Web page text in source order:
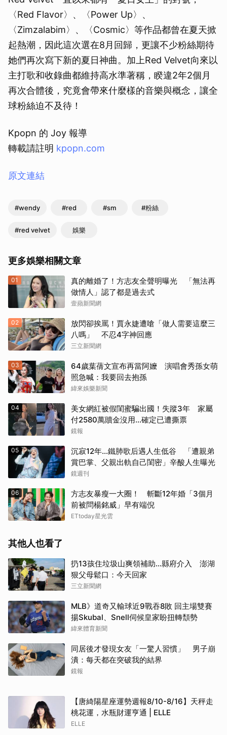
〈Red Flavor〉、〈Power Up〉、
〈Zimzalabim〉、〈Cosmic〉等作品都曾在夏天掀
起熱潮，因此這次選在8月回歸，更讓不少粉絲期待
她們再次寫下新的夏日神曲。加上Red Velvet向來以
主打歌和收錄曲都維持高水準著稱，睽違2年2個月
再次合體後，究竟會帶來什麼樣的音樂與概念，讓全
球粉絲迫不及待！
Kpopn 的 Joy 報導
轉載請註明 kpopn.com
原文連結
#wendy #red #sm #粉絲
#red velvet 娛樂
更多娛樂相關文章
01
真的離婚了！方志友全聲明曝光 「無法再
做情人」認了都是過去式
壹蘋新聞網
02
放閃卻挨罵！賈永婕遭嗆「做人需要這麼三
八嗎」 不忍4字神回應
三立新聞網
03
64歲葉蒨文宣布再當阿嬤 演唱會秀孫女萌
照急喊：我要回去抱孫
緯來娛樂新聞
04
美女網紅被假閨蜜騙出國！失蹤3年 家屬
付2580萬贖金沒用…確定已遭撕票
鏡報
05
沉寂12年…鐵肺歌后遇人生低谷 「遭親弟
賞巴掌、父親出軌自己閨密」辛酸人生曝光
鏡週刊
06
方志友暴瘦一大圈！ 斬斷12年婚「3個月
前被問楊銘威」早有端倪
ETtoday星光雲
其他人也看了
扔13孩住垃圾山爽領補助…縣府介入 澎湖
狠父母鬆口：今天回家
三立新聞網
MLB》道奇又輸球近9戰吞8敗 回主場雙賽
揚Skubal、Snell伺候皇家盼扭轉頹勢
緯來體育新聞
同居後才發現女友「一驚人習慣」 男子崩
潰：每天都在突破我的結界
鏡報
【唐綺陽星座運勢週報8/10-8/16】天秤走
桃花運，水瓶財運亨通 | ELLE
ELLE